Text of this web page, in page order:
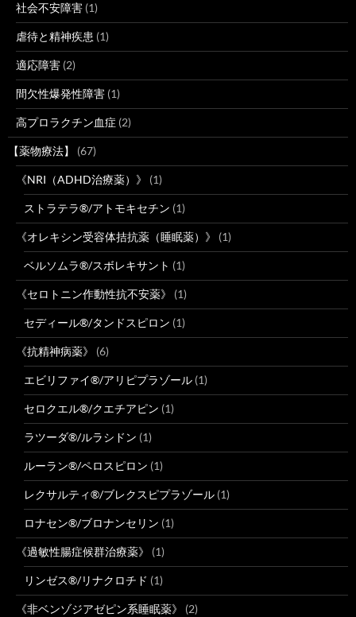
社会不安障害 (1)
虐待と精神疾患 (1)
適応障害 (2)
間欠性爆発性障害 (1)
高プロラクチン血症 (2)
【薬物療法】 (67)
《NRI（ADHD治療薬）》 (1)
ストラテラ®/アトモキセチン (1)
《オレキシン受容体拮抗薬（睡眠薬）》 (1)
ベルソムラ®/スボレキサント (1)
《セロトニン作動性抗不安薬》 (1)
セディール®/タンドスピロン (1)
《抗精神病薬》 (6)
エビリファイ®/アリピプラゾール (1)
セロクエル®/クエチアピン (1)
ラツーダ®/ルラシドン (1)
ルーラン®/ペロスピロン (1)
レクサルティ®/ブレクスピプラゾール (1)
ロナセン®/ブロナンセリン (1)
《過敏性腸症候群治療薬》 (1)
リンゼス®/リナクロチド (1)
《非ベンゾジアゼピン系睡眠薬》 (2)